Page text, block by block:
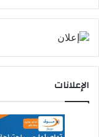
الإعلانات